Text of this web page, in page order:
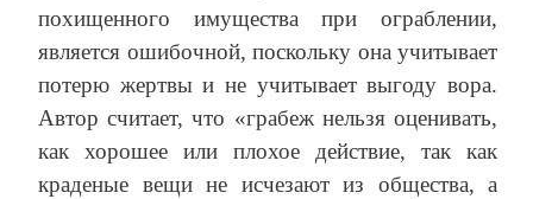
похищенного имущества при ограблении,
является ошибочной, поскольку она учитывает
потерю жертвы и не учитывает выгоду вора.
Автор считает, что «грабеж нельзя оценивать,
как хорошее или плохое действие, так как
краденые вещи не исчезают из общества, а